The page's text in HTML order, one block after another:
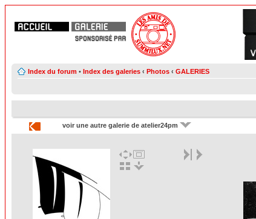
Index du forum • Index des galeries ‹ Photos ‹ GALERIES
voir une autre galerie de atelier24pm